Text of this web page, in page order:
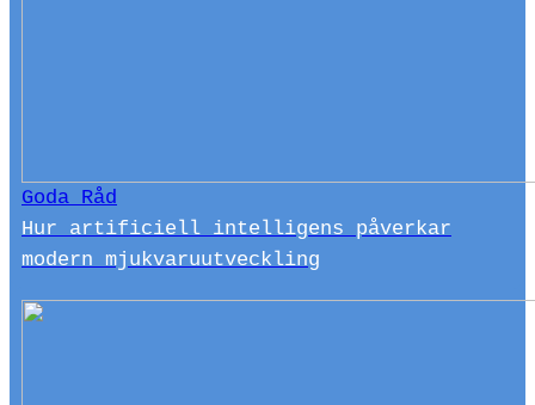
Goda Råd
Hur artificiell intelligens påverkar
modern mjukvaruutveckling